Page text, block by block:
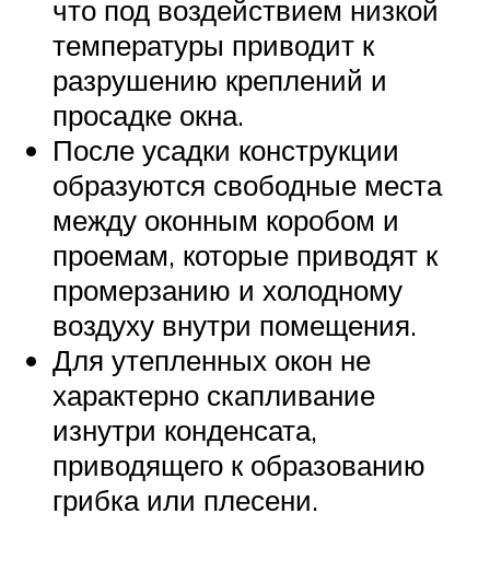
что под воздействием низкой
температуры приводит к
разрушению креплений и
просадке окна.
После усадки конструкции
образуются свободные места
между оконным коробом и
проемам, которые приводят к
промерзанию и холодному
воздуху внутри помещения.
Для утепленных окон не
характерно скапливание
изнутри конденсата,
приводящего к образованию
грибка или плесени.